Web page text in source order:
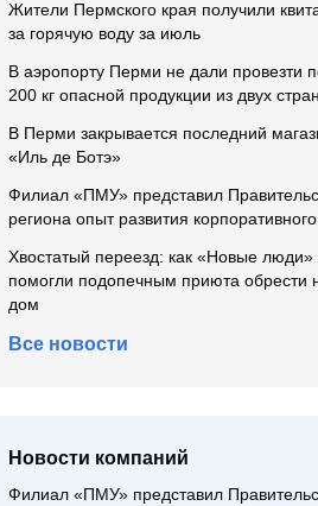
Жители Пермского края получили
за горячую воду за июль
В аэропорту Перми не дали провезти
200 кг опасной продукции из двух стран
В Перми закрывается последний
«Иль де Ботэ»
Филиал «ПМУ» представил
региона опыт развития
Хвостатый переезд: как «Новые люди»
помогли подопечным приюта обрести
дом
Все новости
Новости компаний
Филиал «ПМУ» представил